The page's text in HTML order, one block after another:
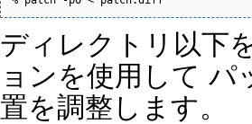
ディレクトリ以下
ョンを使用して
置を調整します。